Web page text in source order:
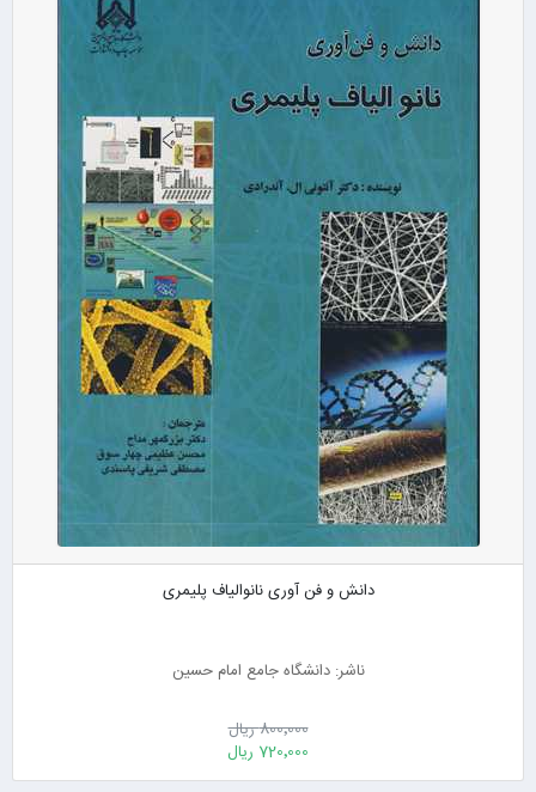
دانش و فن آوری نانوالیاف پلیمری
ناشر: دانشگاه جامع امام حسین
800٬000 ریال
720٬000 ریال